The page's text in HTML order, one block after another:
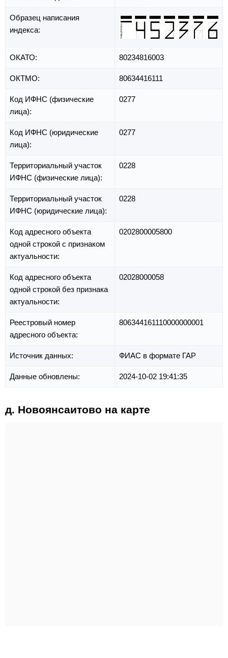
Образец написания
индекса:
ОКАТО: 80234816003
ОКТМО: 80634416111
Код ИФНС (физические
лица):
0277
Код ИФНС (юридические
лица):
0277
Территориальный участок
ИФНС (физические лица):
0228
Территориальный участок
ИФНС (юридические лица):
0228
Код адресного объекта
одной строкой с признаком
актуальности:
0202800005800
Код адресного объекта
одной строкой без признака
актуальности:
02028000058
Реестровый номер
адресного объекта:
806344161110000000001
Источник данных: ФИАС в формате ГАР
Данные обновлены: 2024-10-02 19:41:35
д. Новоянсаитово на карте